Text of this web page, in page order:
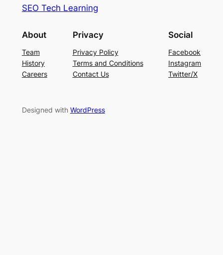
SEO Tech Learning
About
Team
History
Careers
Privacy
Privacy Policy
Terms and Conditions
Contact Us
Social
Facebook
Instagram
Twitter/X
Designed with WordPress